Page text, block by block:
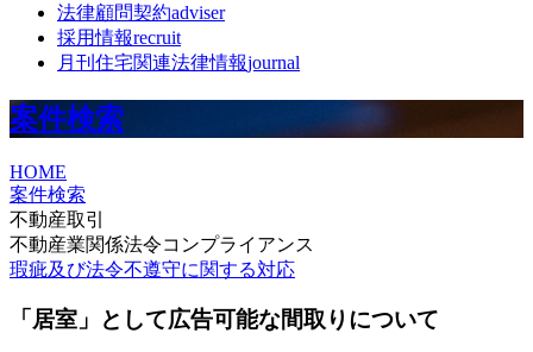
法律顧問契約adviser
採用情報recruit
月刊住宅関連法律情報journal
案件検索
HOME
案件検索
不動産取引
不動産業関係法令コンプライアンス
瑕疵及び法令不遵守に関する対応
「居室」として広告可能な間取りについて